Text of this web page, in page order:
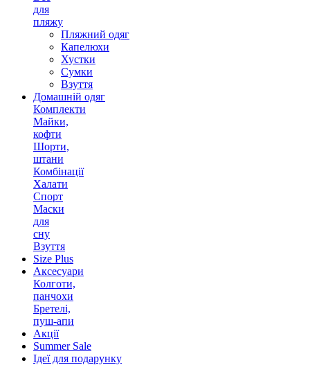
для
пляжу
Пляжний одяг
Капелюхи
Хустки
Сумки
Взуття
Домашній одяг
Комплекти
Майки,
кофти
Шорти,
штани
Комбінації
Халати
Спорт
Маски
для
сну
Взуття
Size Plus
Аксесуари
Колготи,
панчохи
Бретелі,
пуш-апи
Акції
Summer Sale
Ідеї для подарунку